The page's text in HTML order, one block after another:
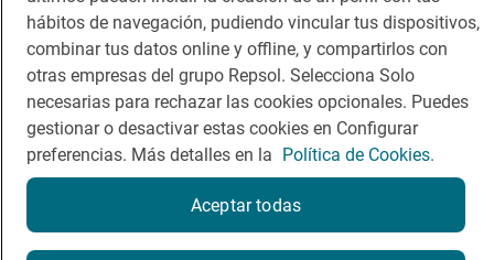
Política de privacidad Política de cookies Nota legal
Condiciones del servicio
© Repsol S.A. 2000- 2026
hábitos de navegación, pudiendo vincular tus dispositivos,
combinar tus datos online y offline, y compartirlos con
otras empresas del grupo Repsol. Selecciona Solo
necesarias para rechazar las cookies opcionales. Puedes
gestionar o desactivar estas cookies en Configurar
preferencias. Más detalles en la Política de Cookies.
Aceptar todas